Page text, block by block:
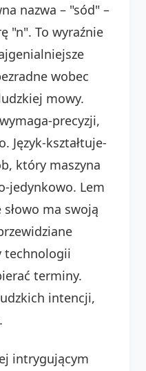
nazwa – "sód" –
"n". To wyraźnie
wobec
mowy.
precyzji,
Język-kształtuje-
który maszyna
jedynkowo. Lem
ma swoją
technologii
terminy.
intencji,
intrygującym